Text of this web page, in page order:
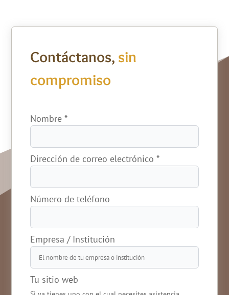
Contáctanos, sin
compromiso
Nombre*
Dirección de correo electrónico*
Número de teléfono
Empresa / Institución
Tu sitio web